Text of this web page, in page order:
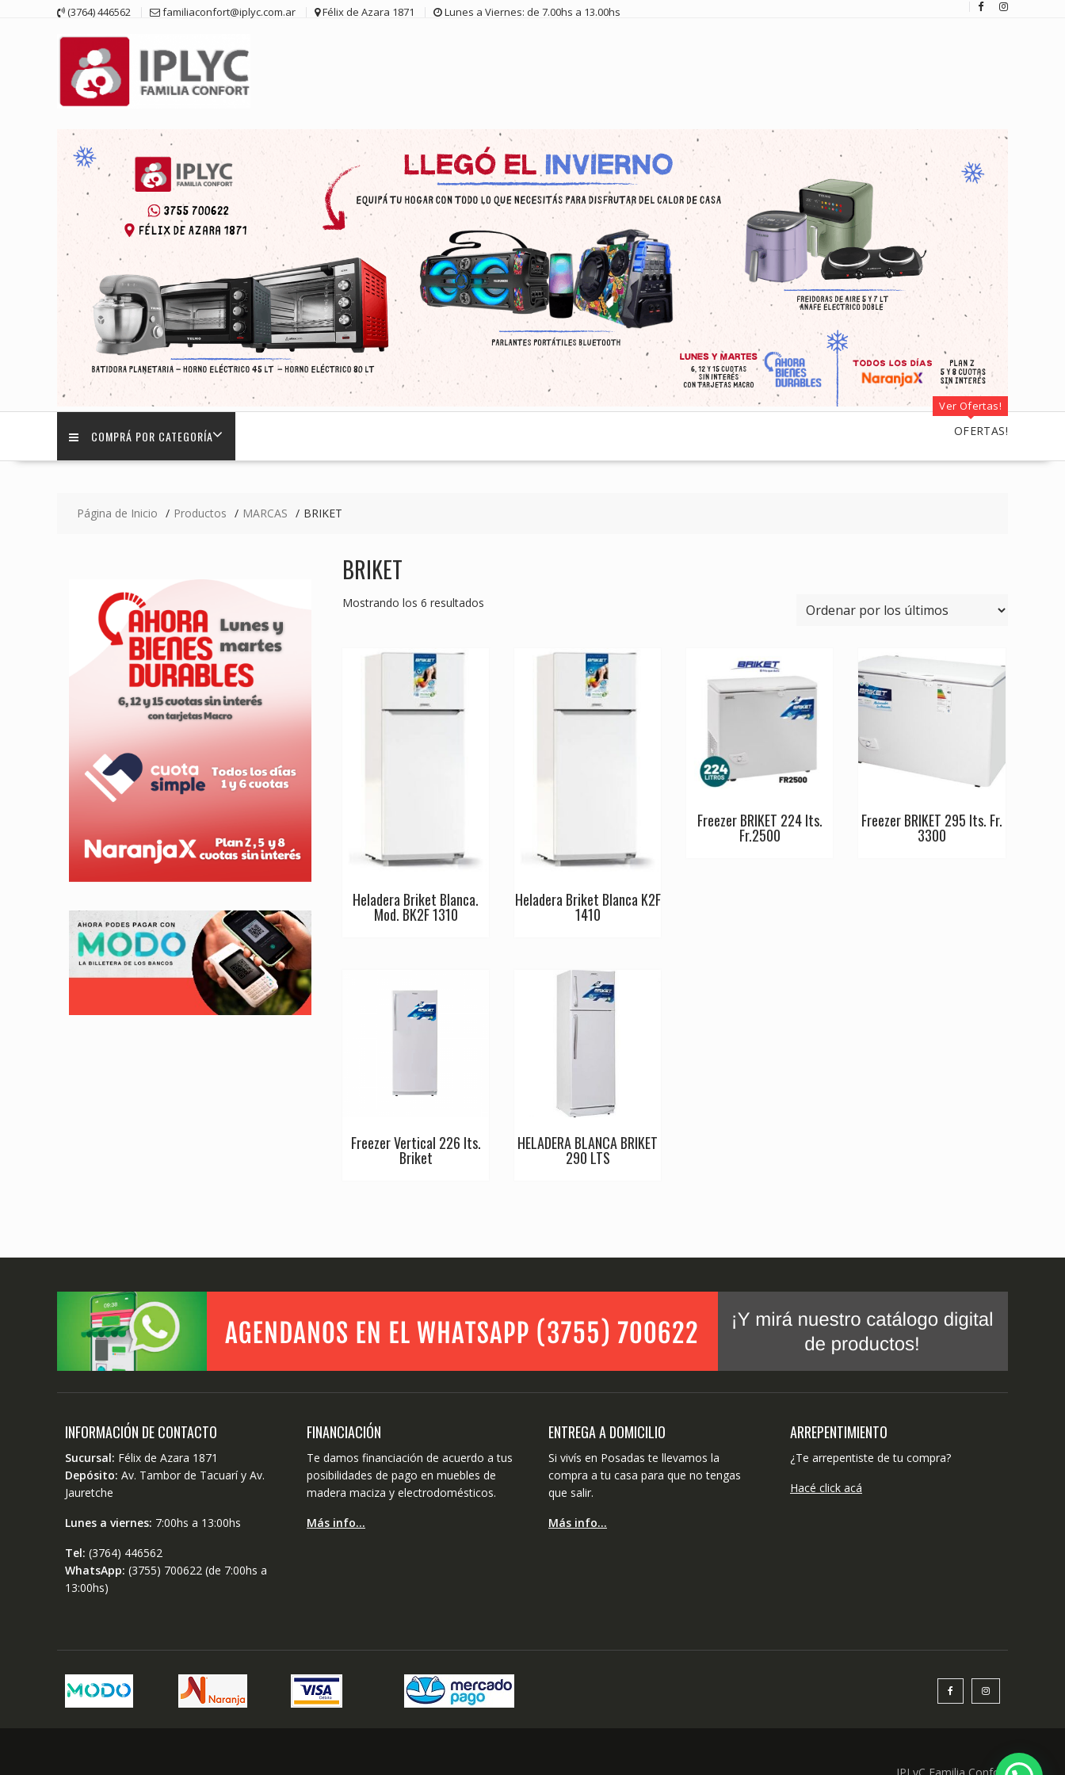
(3764) 446562 familiaconfort@iplyc.com.ar Félix de Azara 1871 Lunes a Viernes: de 7.00hs a 13.00hs
COMPRÁ POR CATEGORÍA
Ver Ofertas!
OFERTAS!
Página de Inicio Productos MARCAS BRIKET
BRIKET
Mostrando los 6 resultados
Heladera Briket Blanca.
Mod. BK2F 1310
Heladera Briket Blanca K2F
1410
Freezer BRIKET 224 lts.
Fr.2500
Freezer BRIKET 295 lts. Fr.
3300
Freezer Vertical 226 lts.
Briket
HELADERA BLANCA BRIKET
290 LTS
INFORMACIÓN DE CONTACTO
Sucursal: Félix de Azara 1871
Depósito: Av. Tambor de Tacuarí y Av.
Jauretche
Lunes a viernes: 7:00hs a 13:00hs
Tel: (3764) 446562
WhatsApp: (3755) 700622 (de 7:00hs a
13:00hs)
FINANCIACIÓN
Te damos financiación de acuerdo a tus
posibilidades de pago en muebles de
madera maciza y electrodomésticos.
Más info…
ENTREGA A DOMICILIO
Si vivís en Posadas te llevamos la
compra a tu casa para que no tengas
que salir.
Más info…
ARREPENTIMIENTO
¿Te arrepentiste de tu compra?
Hacé click acá
IPLyC Familia Confort